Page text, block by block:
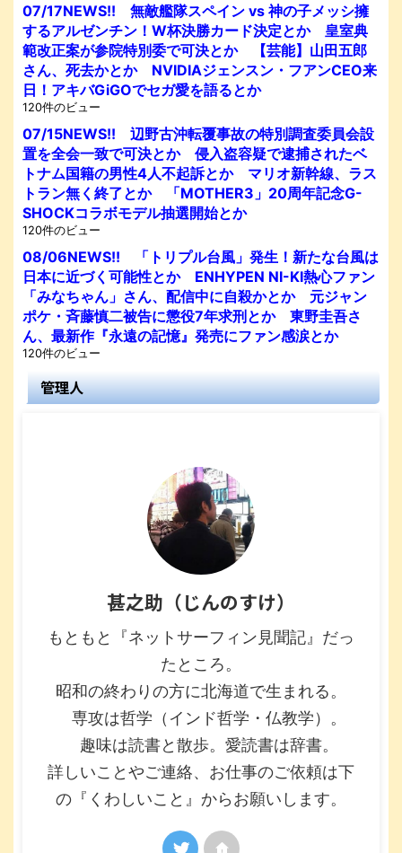
07/17NEWS!! 無敵艦隊スペイン vs 神の子メッシ擁
するアルゼンチン！W杯決勝カード決定とか 皇室典
範改正案が参院特別委で可決とか 【芸能】山田五郎
さん、死去かとか NVIDIAジェンスン・フアンCEO来
日！アキバGiGOでセガ愛を語るとか
120件のビュー
07/15NEWS!! 辺野古沖転覆事故の特別調査委員会設
置を全会一致で可決とか 侵入盗容疑で逮捕されたベ
トナム国籍の男性4人不起訴とか マリオ新幹線、ラス
トラン無く終了とか 「MOTHER3」20周年記念G-
SHOCKコラボモデル抽選開始とか
120件のビュー
08/06NEWS!! 「トリプル台風」発生！新たな台風は
日本に近づく可能性とか ENHYPEN NI-KI熱心ファン
「みなちゃん」さん、配信中に自殺かとか 元ジャン
ポケ・斉藤慎二被告に懲役7年求刑とか 東野圭吾さ
ん、最新作『永遠の記憶』発売にファン感涙とか
120件のビュー
管理人
甚之助（じんのすけ）
もともと『ネットサーフィン見聞記』だっ
たところ。
昭和の終わりの方に北海道で生まれる。
専攻は哲学（インド哲学・仏教学）。
趣味は読書と散歩。愛読書は辞書。
詳しいことやご連絡、お仕事のご依頼は下
の『くわしいこと』からお願いします。